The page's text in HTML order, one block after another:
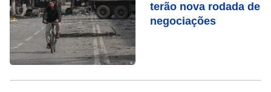
terão nova rodada de
negociações